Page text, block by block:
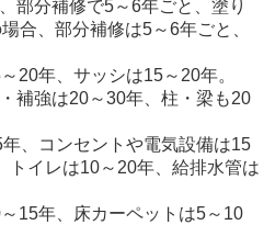
部分補修で5～6年ごと、塗り
合、部分補修は5～6年ごと、
20年、サッシは15～20年。
補強は20～30年、柱・梁も20
、コンセントや電気設備は15
トイレは10～20年、給排水管は
15年、床カーペットは5～10